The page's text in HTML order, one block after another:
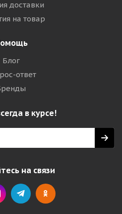
доставки
на товар
Блог
ответ
в курсе!
на связи